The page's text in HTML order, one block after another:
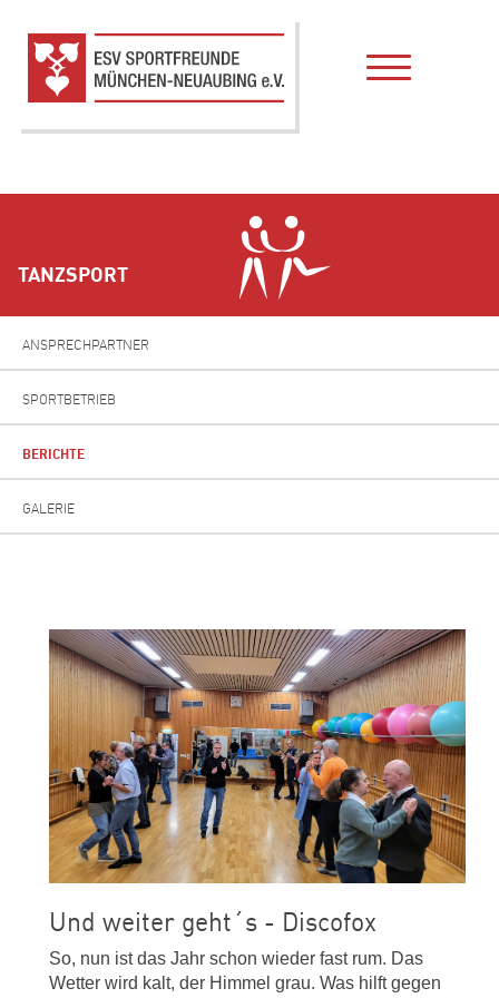
TANZSPORT
ANSPRECHPARTNER
SPORTBETRIEB
BERICHTE
GALERIE
Und weiter geht´s - Discofox
So, nun ist das Jahr schon wieder fast rum. Das
Wetter wird kalt, der Himmel grau. Was hilft gegen